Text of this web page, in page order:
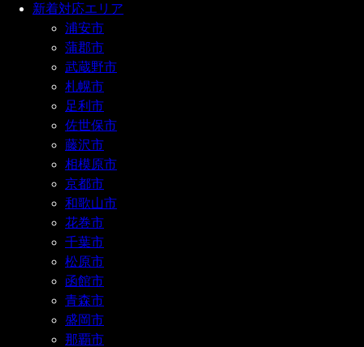
新着対応エリア
浦安市
蒲郡市
武蔵野市
札幌市
足利市
佐世保市
藤沢市
相模原市
京都市
和歌山市
花巻市
千葉市
松原市
函館市
青森市
盛岡市
那覇市